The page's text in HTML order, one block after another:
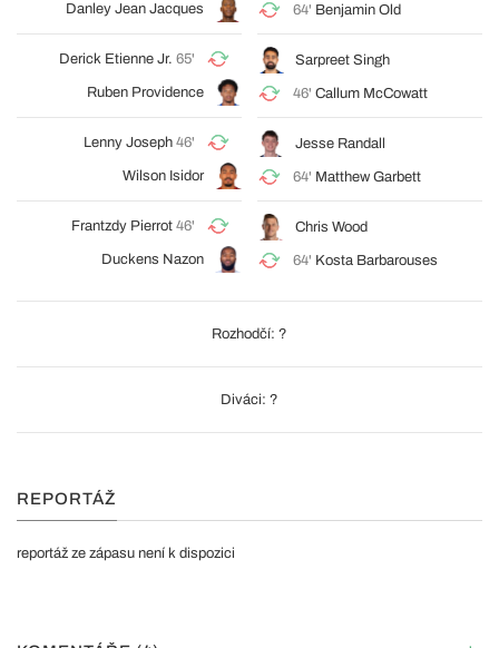
Danley Jean Jacques 64' Benjamin Old
Derick Etienne Jr. 65'
Ruben Providence
Sarpreet Singh
46' Callum McCowatt
Lenny Joseph 46'
Wilson Isidor
Jesse Randall
64' Matthew Garbett
Frantzdy Pierrot 46'
Duckens Nazon
Chris Wood
64' Kosta Barbarouses
Rozhodčí: ?
Diváci: ?
REPORTÁŽ
reportáž ze zápasu není k dispozici